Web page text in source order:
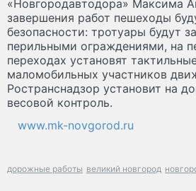
«Новгородавтодора» Максима
завершения работ пешеходы
безопасности: тротуары будут
перильными ограждениями, на
переходах установят
маломобильных участников
Ространснадзор установит на
весовой контроль.
www.mk-novgorod.ru
дорожные работы великий новгород